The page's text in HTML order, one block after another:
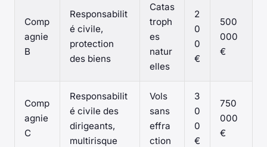
Comp
agnie
B
Responsabilit
é civile,
protection
des biens
Catas
troph
es
natur
elles
2
0
0
€
500
000
€
Comp
agnie
C
Responsabilit
é civile des
dirigeants,
multirisque
Vols
sans
effra
ction
3
0
0
€
750
000
€